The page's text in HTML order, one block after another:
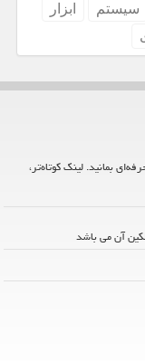
سیستم
ابزار
بمانید. لینک کوتاه‌تر،